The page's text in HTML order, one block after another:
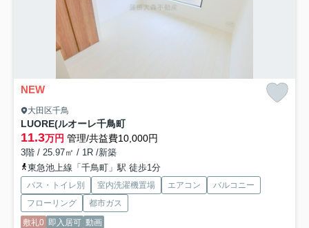
NEW
大田区千鳥
LUORE(ルオーレ千鳥町
11.3万円 管理/共益費10,000円
3階 / 25.97㎡ / 1R /新築
東急池上線「千鳥町」駅 徒歩1分
バス・トイレ別 室内洗濯機置場 エアコン
バルコニー
フローリング
都市ガス
敷礼0 即入居可 動画